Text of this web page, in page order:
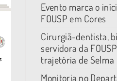
Evento marca o
FOUSP em Cores
Cirurgiã-dentista,
servidora da
trajetória de Selma
Monitoria no